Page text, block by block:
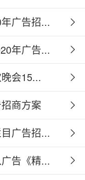
广告招...
年广告...
会15...
商方案
广告招...
告《精...